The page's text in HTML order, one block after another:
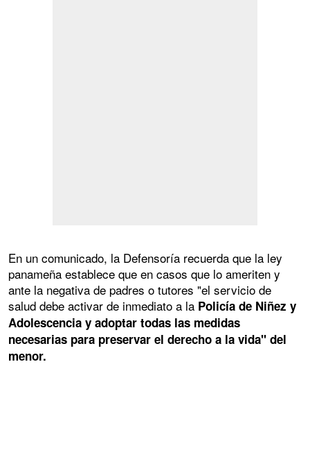
En un comunicado, la Defensoría recuerda que la ley
panameña establece que en casos que lo ameriten y
ante la negativa de padres o tutores "el servicio de
salud debe activar de inmediato a la Policía de Niñez y
Adolescencia y adoptar todas las medidas
necesarias para preservar el derecho a la vida" del
menor.